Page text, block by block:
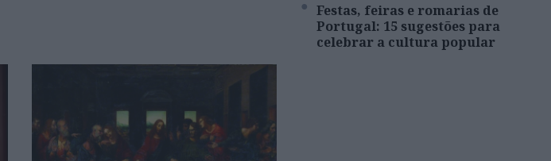
Festas, feiras e romarias de
Portugal: 15 sugestões para
celebrar a cultura popular